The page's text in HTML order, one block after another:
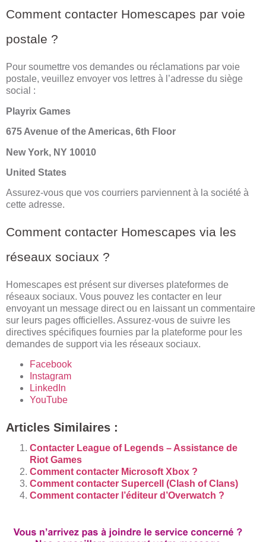
Comment contacter Homescapes par voie
postale ?
Pour soumettre vos demandes ou réclamations par voie
postale, veuillez envoyer vos lettres à l’adresse du siège
social :
Playrix Games
675 Avenue of the Americas, 6th Floor
New York, NY 10010
United States
Assurez-vous que vos courriers parviennent à la société à
cette adresse.
Comment contacter Homescapes via les
réseaux sociaux ?
Homescapes est présent sur diverses plateformes de
réseaux sociaux. Vous pouvez les contacter en leur
envoyant un message direct ou en laissant un commentaire
sur leurs pages officielles. Assurez-vous de suivre les
directives spécifiques fournies par la plateforme pour les
demandes de support via les réseaux sociaux.
Facebook
Instagram
LinkedIn
YouTube
Articles Similaires :
Contacter League of Legends – Assistance de
Riot Games
Comment contacter Microsoft Xbox ?
Comment contacter Supercell (Clash of Clans)
Comment contacter l’éditeur d’Overwatch ?